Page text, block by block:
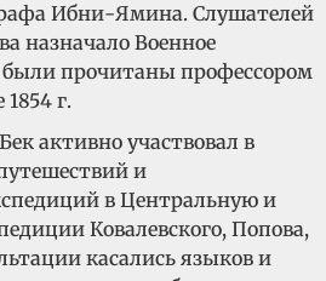
Ибни-Ямина. Слушателей
назначало Военное
прочитаны профессором
г.
активно участвовал в
и
в Центральную и
Ковалевского, Попова,
касались языков и